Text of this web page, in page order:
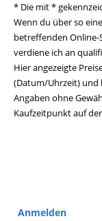
* Die mit *
Wenn du über so
betreffenden Online-
verdiene ich an
Hier angezeigte
(Datum/Uhrzeit) und
Angaben ohne
Kaufzeitpunkt auf
Anmelden